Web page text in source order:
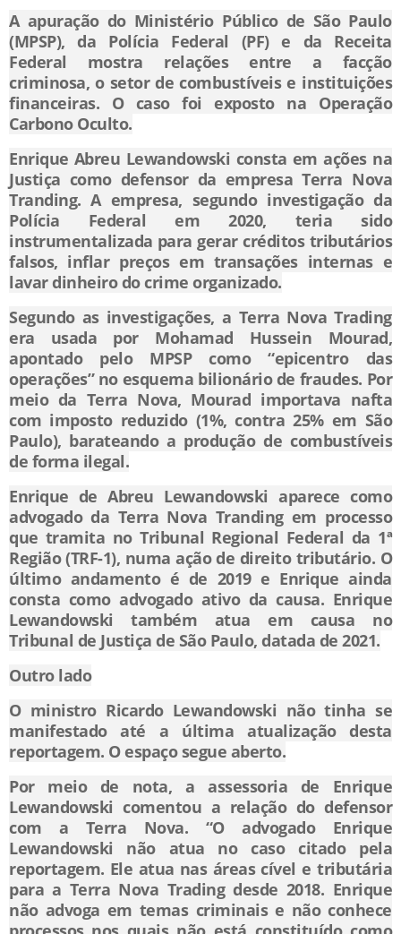
A apuração do Ministério Público de São Paulo
(MPSP), da Polícia Federal (PF) e da Receita
Federal mostra relações entre a facção
criminosa, o setor de combustíveis e instituições
financeiras. O caso foi exposto na Operação
Carbono Oculto.
Enrique Abreu Lewandowski consta em ações na
Justiça como defensor da empresa Terra Nova
Tranding. A empresa, segundo investigação da
Polícia Federal em 2020, teria sido
instrumentalizada para gerar créditos tributários
falsos, inflar preços em transações internas e
lavar dinheiro do crime organizado.
Segundo as investigações, a Terra Nova Trading
era usada por Mohamad Hussein Mourad,
apontado pelo MPSP como “epicentro das
operações” no esquema bilionário de fraudes. Por
meio da Terra Nova, Mourad importava nafta
com imposto reduzido (1%, contra 25% em São
Paulo), barateando a produção de combustíveis
de forma ilegal.
Enrique de Abreu Lewandowski aparece como
advogado da Terra Nova Tranding em processo
que tramita no Tribunal Regional Federal da 1ª
Região (TRF-1), numa ação de direito tributário. O
último andamento é de 2019 e Enrique ainda
consta como advogado ativo da causa. Enrique
Lewandowski também atua em causa no
Tribunal de Justiça de São Paulo, datada de 2021.
Outro lado
O ministro Ricardo Lewandowski não tinha se
manifestado até a última atualização desta
reportagem. O espaço segue aberto.
Por meio de nota, a assessoria de Enrique
Lewandowski comentou a relação do defensor
com a Terra Nova. “O advogado Enrique
Lewandowski não atua no caso citado pela
reportagem. Ele atua nas áreas cível e tributária
para a Terra Nova Trading desde 2018. Enrique
não advoga em temas criminais e não conhece